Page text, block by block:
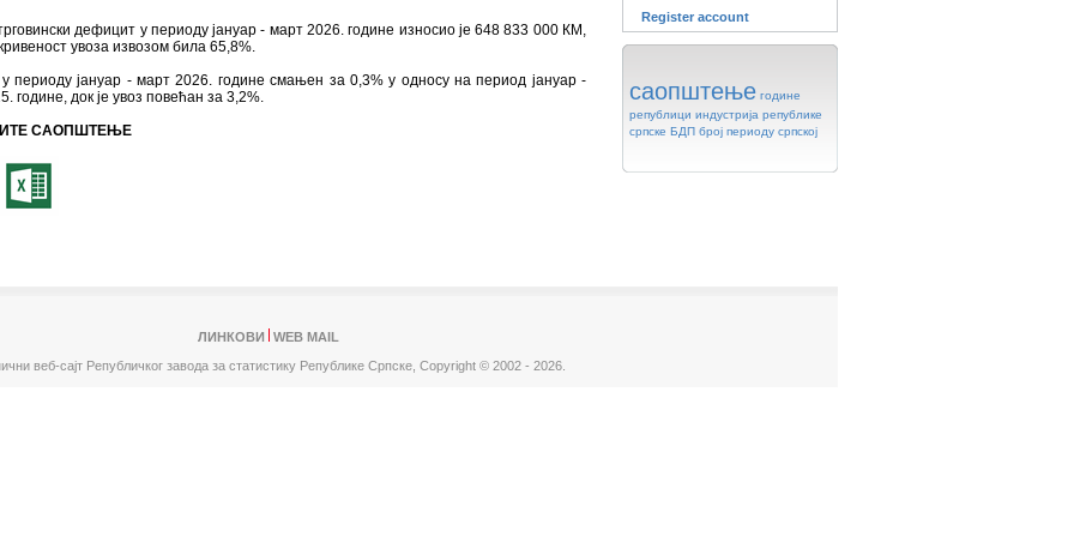
дефицит у периоду јануар - март 2026. године износио је 648 833 000 КМ,
увоза извозом била 65,8%.
у периоду јануар - март 2026. године смањен за 0,3% у односу на период јануар -
године, док је увоз повећан за 3,2%.
САОПШТЕЊЕ
Register account
саопштење године
републици индустрија републике
српске БДП број периоду српској
ЛИНКОВИ
WEB MAIL
веб-сајт Републичког завода за статистику Републике Српске, Copyright © 2002 - 2026.